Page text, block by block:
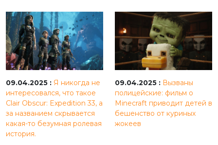
09.04.2025 : Я никогда не
интересовался, что такое
Clair Obscur: Expedition 33, а
за названием скрывается
какая-то безумная ролевая
история.
09.04.2025 : Вызваны
полицейские: фильм о
Minecraft приводит детей в
бешенство от куриных
жокеев